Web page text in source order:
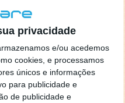
privacidade
e/ou acedemos
cookies, e processamos
únicos e informações
para publicidade e
de publicidade e
Autor:Pedro Pinto